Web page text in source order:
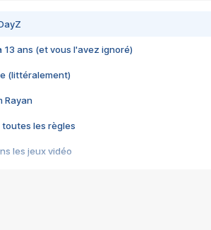
13 ans (et vous l'avez ignoré)
(littéralement)
Rayan
toutes les règles
les jeux vidéo